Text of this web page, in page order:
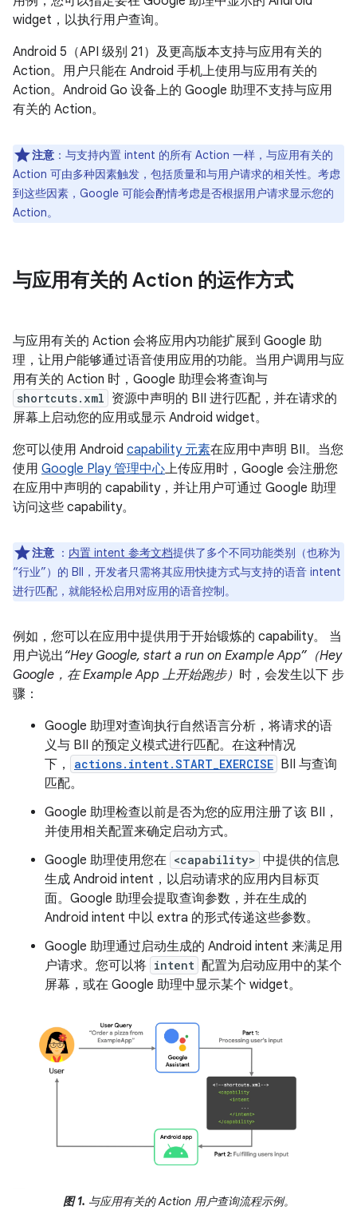
widget，以执行用户查询。
Android 5（API 级别 21）及更高版本支持与应用有关的
Action。用户只能在 Android 手机上使用与应用有关的
Action。Android Go 设备上的 Google 助理不支持与应用
有关的 Action。
注意 ：与支持内置 intent 的所有 Action 一样，与应用有关的
Action 可由多种因素触发，包括质量和与用户请求的相关性。考虑
到这些因素，Google 可能会酌情考虑是否根据用户请求显示您的
Action。
与应用有关的 Action 的运作方式
与应用有关的 Action 会将应用内功能扩展到 Google 助
理，让用户能够通过语音使用应用的功能。当用户调用与应
用有关的 Action 时，Google 助理会将查询与
shortcuts.xml 资源中声明的 BII 进行匹配，并在请求的
屏幕上启动您的应用或显示 Android widget。
您可以使用 Android capability 元素在应用中声明 BII。当您
使用 Google Play 管理中心上传应用时，Google 会注册您
在应用中声明的 capability，并让用户可通过 Google 助理
访问这些 capability。
注意 ： 内置 intent 参考文档提供了多个不同功能类别（也称为
“行业”）的 BII，开发者只需将其应用快捷方式与支持的语音 intent
进行匹配，就能轻松启用对应用的语音控制。
例如，您可以在应用中提供用于开始锻炼的 capability。 当
用户说出“Hey Google, start a run on Example App”（Hey
Google，在 Example App 上开始跑步） 时，会发生以下 步
骤：
Google 助理对查询执行自然语言分析，将请求的语
义与 BII 的预定义模式进行匹配。在这种情况
下，
actions.intent.START_EXERCISE BII 与查询
匹配。
Google 助理检查以前是否为您的应用注册了该 BII，
并使用相关配置来确定启动方式。
Google 助理使用您在 <capability> 中提供的信息
生成 Android intent，以启动请求的应用内目标页
面。Google 助理会提取查询参数，并在生成的
Android intent 中以 extra 的形式传递这些参数。
Google 助理通过启动生成的 Android intent 来满足用
户请求。您可以将 intent 配置为启动应用中的某个
屏幕，或在 Google 助理中显示某个 widget。
图 1. 与应用有关的 Action 用户查询流程示例。